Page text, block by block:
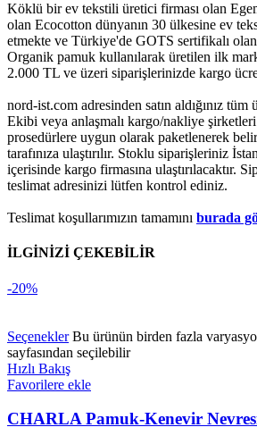
Köklü bir ev tekstili üretici firması olan
olan Ecocotton dünyanın 30 ülkesine ev
etmekte ve Türkiye'de GOTS sertifikalı
Organik pamuk kullanılarak üretilen ilk
2.000 TL ve üzeri siparişlerinizde kargo
nord-ist.com adresinden satın aldığınız
Ekibi veya anlaşmalı kargo/nakliye
prosedürlere uygun olarak paketlenerek
tarafınıza ulaştırılır. Stoklu siparişleriniz
içerisinde kargo firmasına ulaştırılacaktır.
teslimat adresinizi lütfen kontrol ediniz.
Teslimat koşullarımızın tamamını burada
İLGİNİZİ ÇEKEBİLİR
-20%
Seçenekler Bu ürünün birden fazla
sayfasından seçilebilir
Hızlı Bakış
Favorilere ekle
CHARLA Pamuk-Kenevir